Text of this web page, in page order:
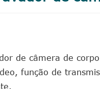
de câmera de
função de